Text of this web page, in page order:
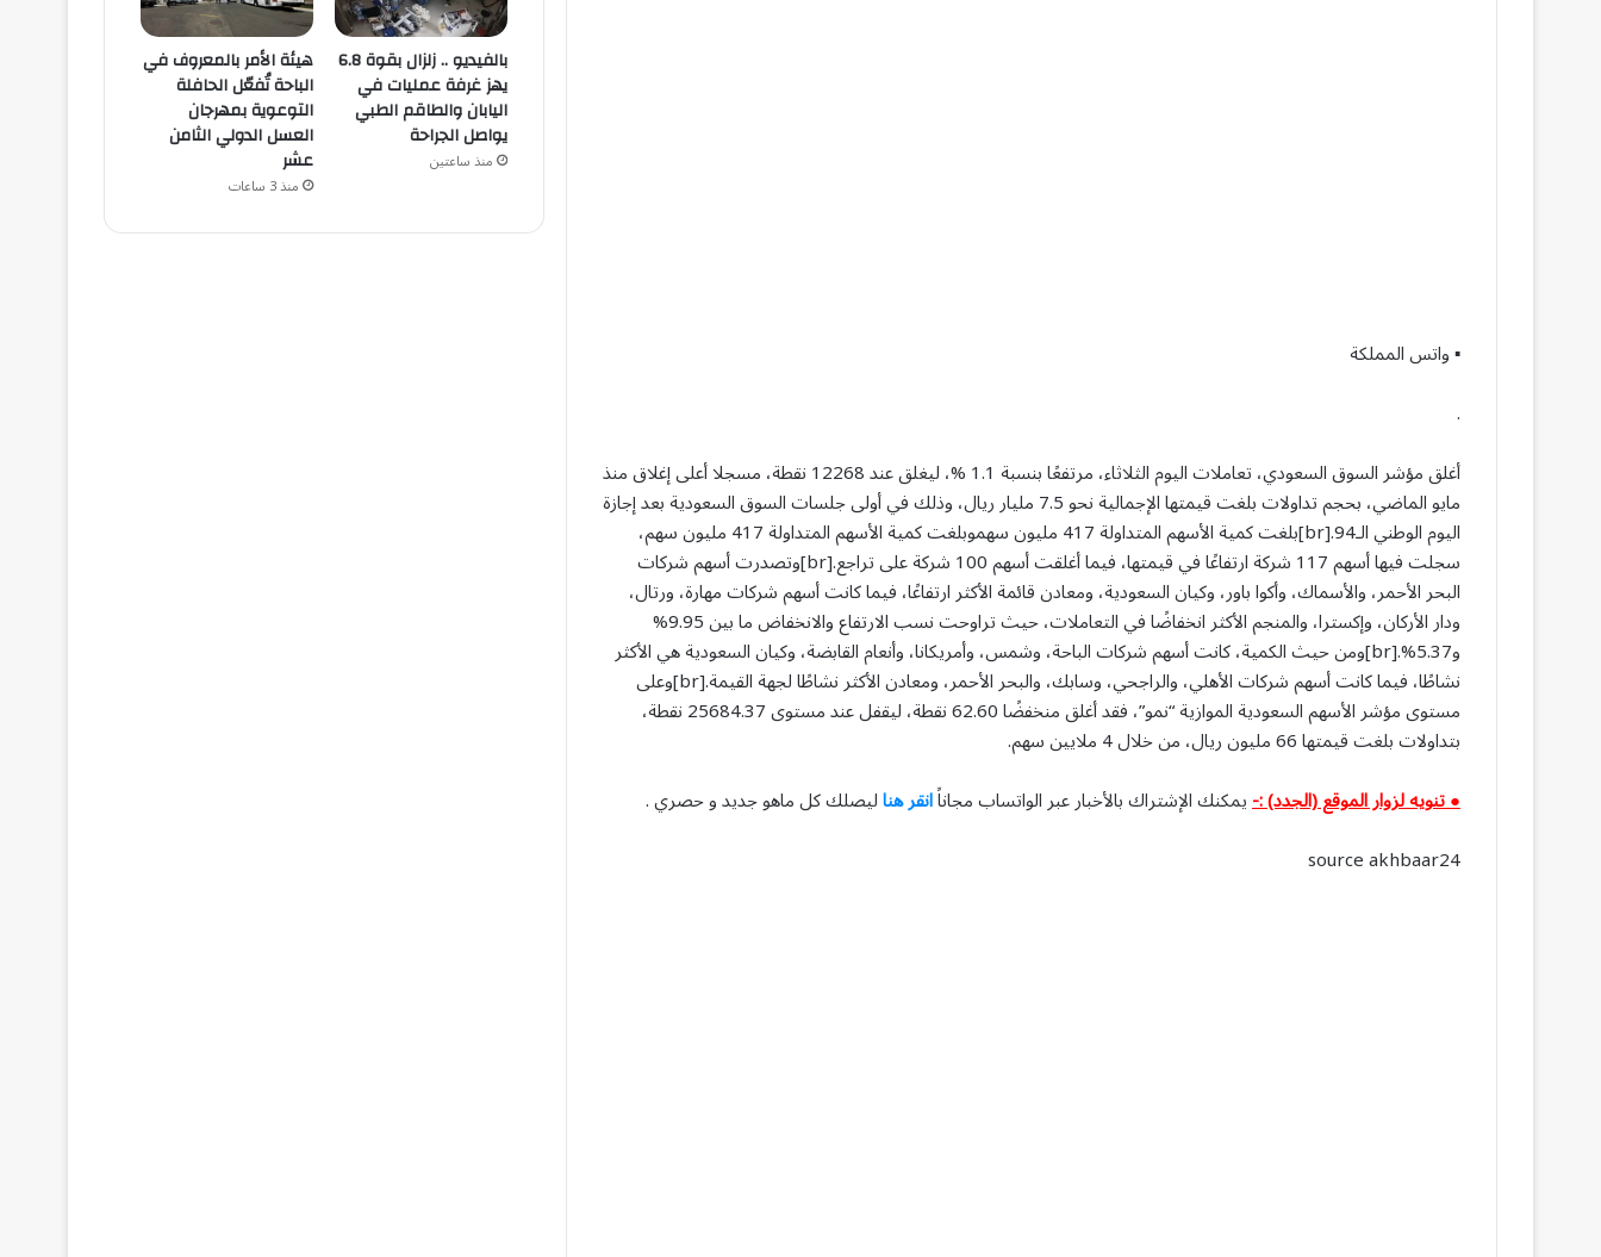
▪︎ واتس المملكة
.
أغلق مؤشر السوق السعودي، تعاملات اليوم الثلاثاء، مرتفعًا بنسبة 1.1 %، ليغلق عند 12268 نقطة، مسجلا أعلى إغلاق منذ
مايو الماضي، بحجم تداولات بلغت قيمتها الإجمالية نحو 7.5 مليار ريال، وذلك في أولى جلسات السوق السعودية بعد إجازة
اليوم الوطني الـ94.[br]بلغت كمية الأسهم المتداولة 417 مليون سهموبلغت كمية الأسهم المتداولة 417 مليون سهم،
سجلت فيها أسهم 117 شركة ارتفاعًا في قيمتها، فيما أغلقت أسهم 100 شركة على تراجع.[br]وتصدرت أسهم شركات
البحر الأحمر، والأسماك، وأكوا باور، وكيان السعودية، ومعادن قائمة الأكثر ارتفاعًا، فيما كانت أسهم شركات مهارة، ورتال،
ودار الأركان، وإكسترا، والمنجم الأكثر انخفاضًا في التعاملات، حيث تراوحت نسب الارتفاع والانخفاض ما بين 9.95%
و5.37%.[br]ومن حيث الكمية، كانت أسهم شركات الباحة، وشمس، وأمريكانا، وأنعام القابضة، وكيان السعودية هي الأكثر
نشاطًا، فيما كانت أسهم شركات الأهلي، والراجحي، وسابك، والبحر الأحمر، ومعادن الأكثر نشاطًا لجهة القيمة.[br]وعلى
مستوى مؤشر الأسهم السعودية الموازية “نمو”، فقد أغلق منخفضًا 62.60 نقطة، ليقفل عند مستوى 25684.37 نقطة،
بتداولات بلغت قيمتها 66 مليون ريال، من خلال 4 ملايين سهم.
● تنويه لزوار الموقع (الجدد) :-يمكنك الإشتراك بالأخبار عبر الواتساب مجاناًانقر هناليصلك كل ماهو جديد و حصري .
source akhbaar24
بالفيديو .. زلزال بقوة 6.8
يهز غرفة عمليات في
اليابان والطاقم الطبي
يواصل الجراحة
منذ ساعتين
هيئة الأمر بالمعروف في
الباحة تُفعّل الحافلة
التوعوية بمهرجان
العسل الدولي الثامن
عشر
منذ 3 ساعات